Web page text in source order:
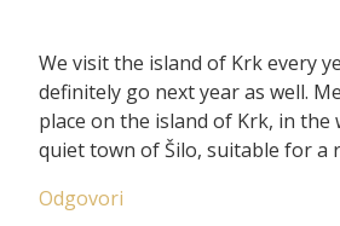
We visit the island of Krk every
definitely go next year as well.
place on the island of Krk, in the
quiet town of Šilo, suitable for a
Odgovori